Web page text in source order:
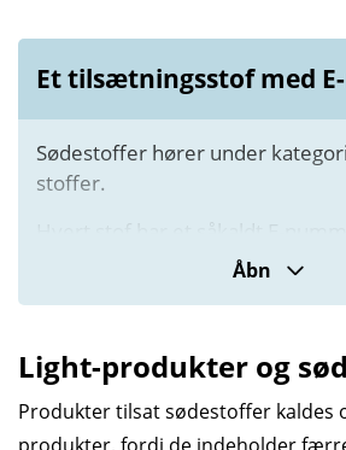
Et tilsætningsstof med
Åbn
Sødestoffer hører under
stoffer.
at reglerne for brugen af
De fleste sødestoffer er
Der findes dog også en række
stoffer. Begge typer betragtes
Light-produkter og
Produkter tilsat søde­stoffer kaldes